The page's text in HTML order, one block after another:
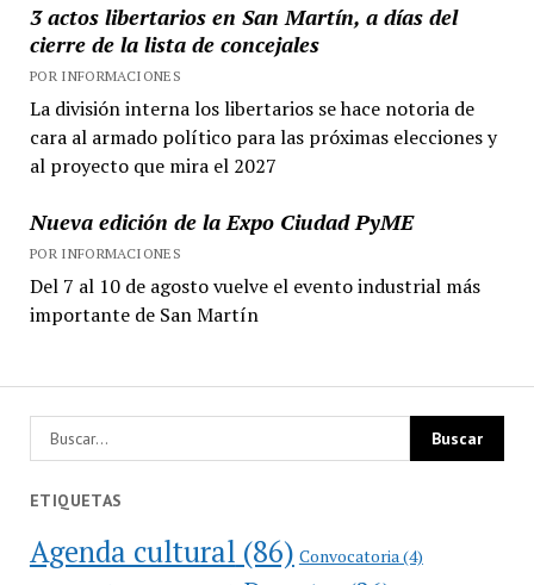
3 actos libertarios en San Martín, a días del
cierre de la lista de concejales
POR INFORMACIONES
La división interna los libertarios se hace notoria de
cara al armado político para las próximas elecciones y
al proyecto que mira el 2027
Nueva edición de la Expo Ciudad PyME
POR INFORMACIONES
Del 7 al 10 de agosto vuelve el evento industrial más
importante de San Martín
ETIQUETAS
Agenda cultural (86) Convocatoria (4)